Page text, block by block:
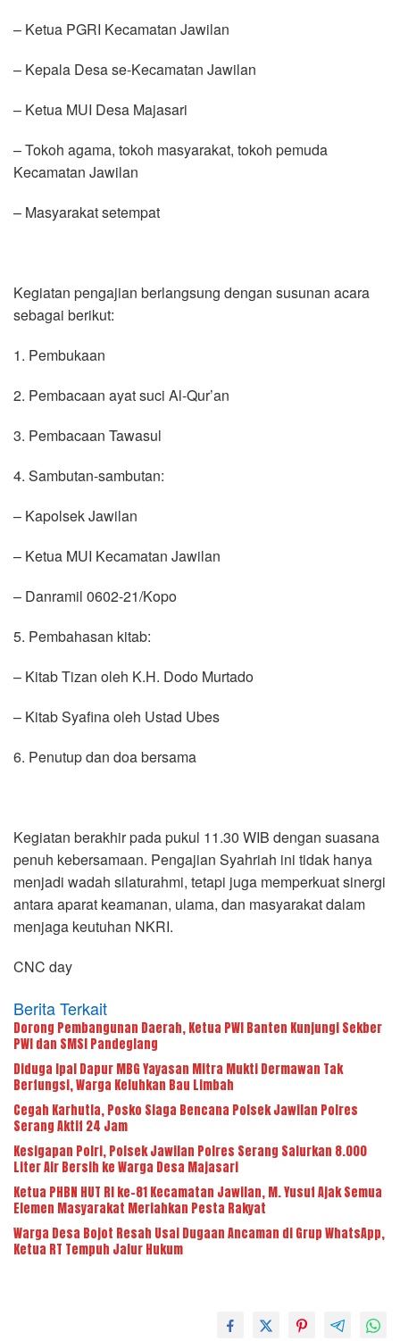
– Ketua PGRI Kecamatan Jawilan
– Kepala Desa se-Kecamatan Jawilan
– Ketua MUI Desa Majasari
– Tokoh agama, tokoh masyarakat, tokoh pemuda
Kecamatan Jawilan
– Masyarakat setempat
Kegiatan pengajian berlangsung dengan susunan acara
sebagai berikut:
1. Pembukaan
2. Pembacaan ayat suci Al-Qur’an
3. Pembacaan Tawasul
4. Sambutan-sambutan:
– Kapolsek Jawilan
– Ketua MUI Kecamatan Jawilan
– Danramil 0602-21/Kopo
5. Pembahasan kitab:
– Kitab Tizan oleh K.H. Dodo Murtado
– Kitab Syafina oleh Ustad Ubes
6. Penutup dan doa bersama
Kegiatan berakhir pada pukul 11.30 WIB dengan suasana
penuh kebersamaan. Pengajian Syahriah ini tidak hanya
menjadi wadah silaturahmi, tetapi juga memperkuat sinergi
antara aparat keamanan, ulama, dan masyarakat dalam
menjaga keutuhan NKRI.
CNC day
Berita Terkait
Dorong Pembangunan Daerah, Ketua PWI Banten Kunjungi Sekber
PWI dan SMSI Pandeglang
Diduga Ipal Dapur MBG Yayasan Mitra Mukti Dermawan Tak
Berfungsi, Warga Keluhkan Bau Limbah
Cegah Karhutla, Posko Siaga Bencana Polsek Jawilan Polres
Serang Aktif 24 Jam
Kesigapan Polri, Polsek Jawilan Polres Serang Salurkan 8.000
Liter Air Bersih ke Warga Desa Majasari
Ketua PHBN HUT RI ke-81 Kecamatan Jawilan, M. Yusuf Ajak Semua
Elemen Masyarakat Meriahkan Pesta Rakyat
Warga Desa Bojot Resah Usai Dugaan Ancaman di Grup WhatsApp,
Ketua RT Tempuh Jalur Hukum